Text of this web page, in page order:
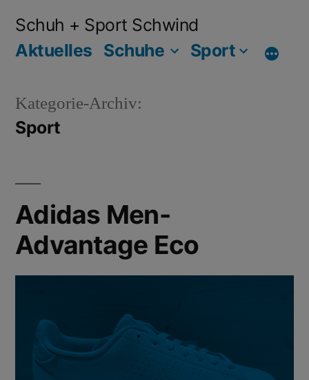
Schuh + Sport Schwind
Aktuelles Schuhe Sport
Kategorie-Archiv:
Sport
Adidas Men-
Advantage Eco